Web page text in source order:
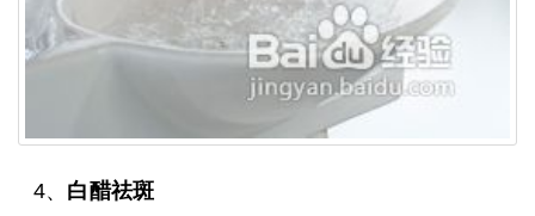
4、 白醋祛斑